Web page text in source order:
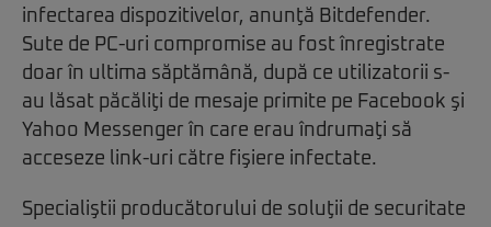
infectarea dispozitivelor, anunţă Bitdefender.
Sute de PC-uri compromise au fost înregistrate
doar în ultima săptămână, după ce utilizatorii s-
au lăsat păcăliţi de mesaje primite pe Facebook şi
Yahoo Messenger în care erau îndrumaţi să
acceseze link-uri către fişiere infectate.
Specialiştii producătorului de soluţii de securitate